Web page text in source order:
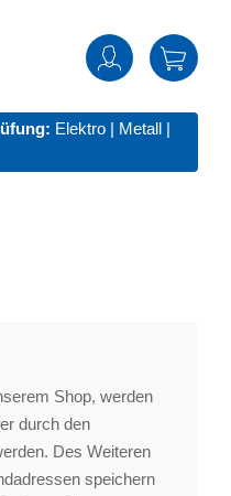
Elektro | Metall |
Shop, werden
durch den
Des Weiteren
speichern